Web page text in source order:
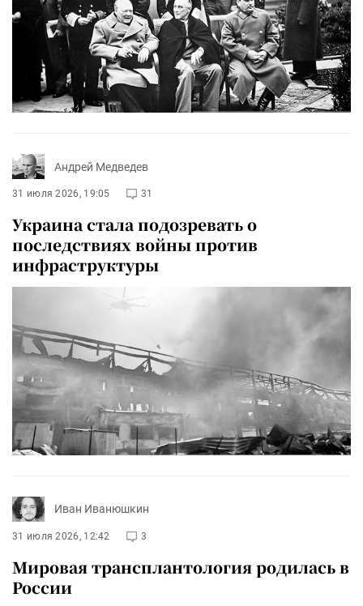
Андрей Медведев
31 июля 2026, 19:05 31
Украина стала подозревать о
последствиях войны против
инфраструктуры
Иван Иванюшкин
31 июля 2026, 12:42 3
Мировая трансплантология родилась в
России